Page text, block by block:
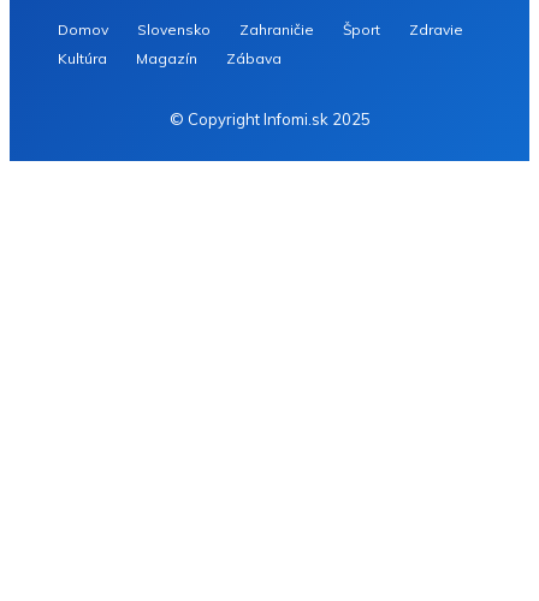
Domov Slovensko Zahraničie Šport
Zdravie
Kultúra
Magazín Zábava
© Copyright Infomi.sk 2025